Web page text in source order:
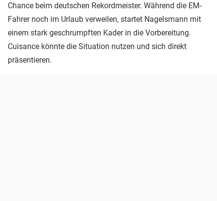
Chance beim deutschen Rekordmeister. Während die EM-
Fahrer noch im Urlaub verweilen, startet Nagelsmann mit
einem stark geschrumpften Kader in die Vorbereitung.
Cuisance könnte die Situation nutzen und sich direkt
präsentieren.